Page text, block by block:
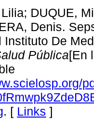
DUQUE,
Denis.
De
Pública[En
. [ Links ]